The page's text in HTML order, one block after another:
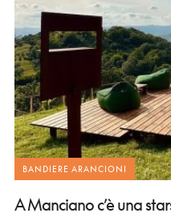
BANDIERE ARANCIONI
A Manciano c’è una